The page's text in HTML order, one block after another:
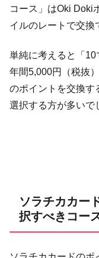
コース」はOki Doki
イルのレートで交換
単純に考えると「10
年間5,000円（税抜
のポイントを交換す
選択する方が多いで
ソラチカカー
択すべきコー